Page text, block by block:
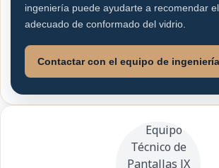
ingeniería puede ayudarte a recomendar
adecuado de conformado del vidrio.
Contactar con el equipo de ingeniería